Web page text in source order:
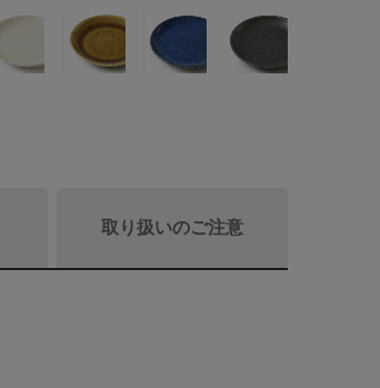
取り扱いのご注意
商品